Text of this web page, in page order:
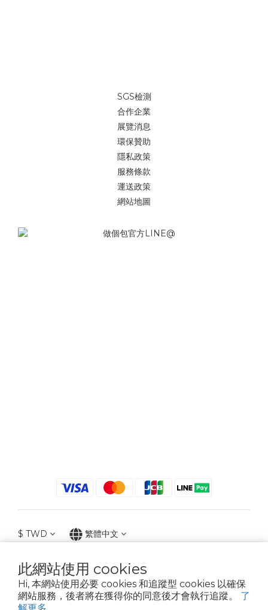
此網站使用 cookies
Hi, 本網站使用必要 cookies 和追蹤型 cookies 以確保
網站服務，後者將在獲得你的同意後才會執行追蹤。 了
SGS檢測
合作企業
展覽消息
環保贊助
隱私政策
服務條款
運送政策
網站地圖
$ TWD 繁體中文
2021 © iGreenbag | DoaBag | Working Hrs 8:30 - 18:00｜新北市新莊區中正路
659-5號3樓 | 02-2903-8800 | 統編 : 28396448 (唯一統編無關係企業)